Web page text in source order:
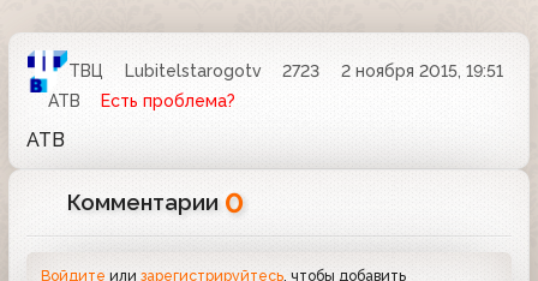
ТВЦ Lubitelstarogotv 2723
2 ноября 2015, 19:51
АТВ
Есть проблема?
АТВ
Комментарии 0
Войдите илизарегистрируйтесь , чтобы добавить